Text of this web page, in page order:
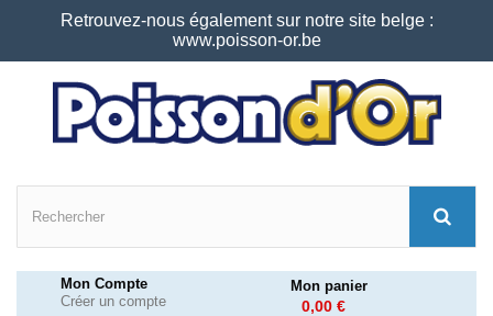
Retrouvez-nous également sur notre site belge :
www.poisson-or.be
Mon Compte
Créer un compte
Mon panier
0,00 €